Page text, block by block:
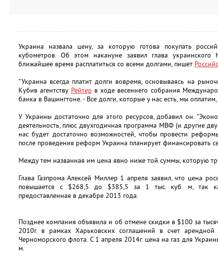
Украина назвала цену, за которую готова покупать
кубометров. Об этом накануне заявил глава
ближайшее время расплатиться со всеми долгами, пишет
"Украина всегда платит долги вовремя, основываясь на
Кубив агентству Рейтер в ходе весеннего собрания
банка в Вашингтоне. - Все долги, которые у нас есть, мы
У Украины достаточно для этого ресурсов, добавил он.
деятельность, плюс двухгодичная программа МВФ (и другие
нас будет достаточно возможностей, чтобы провести
после проведения реформ Украина планирует финансировать
Между тем названная им цена явно ниже той суммы, которую
Глава Газпрома Алексей Миллер 1 апреля заявил, что цена
повышается с $268,5 до $385,5 за 1 тыс. куб. м, так
предоставленная в декабре 2013 года.
Позднее компания объявила и об отмене скидки в $100 за
2010г. в рамках Харьковских соглашений в счет
Черноморского флота. С 1 апреля 2014г. цена на газ для
м.